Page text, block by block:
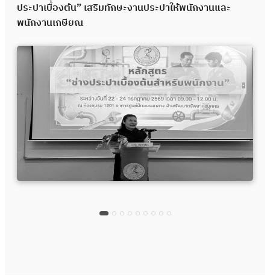
ประปาเบื้องต้น” เสริมทักษะงานประปาให้พนักงานและ
พนักงานเกษียณ